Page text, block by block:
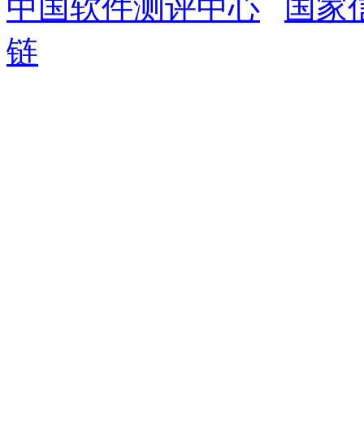
中国软件测评中心
国家
链